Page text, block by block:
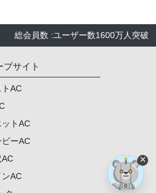
総会員数 :ユーザー数1600万人 突破
プサイト
トAC
トAC
ーAC
AC
×